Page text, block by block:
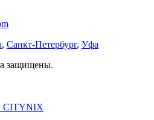
, Санкт-Петербург, Уфа
защищены.
CITYNIX